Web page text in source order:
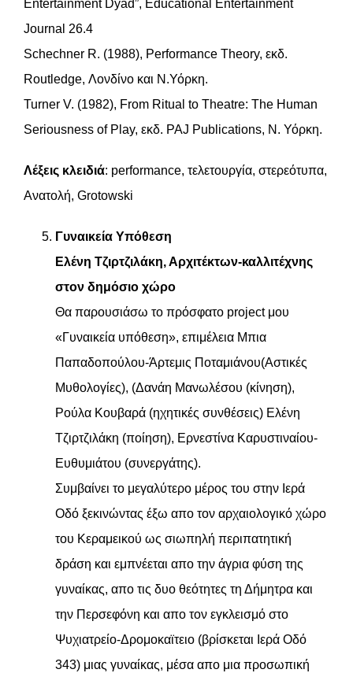
Entertainment Dyad”, Educational Entertainment
Journal 26.4
Schechner R. (1988), Performance Theory, εκδ.
Routledge, Λονδίνο και Ν.Υόρκη.
Turner V. (1982), From Ritual tο Theatre: The Human
Seriousness of Play, εκδ. PAJ Publications, Ν. Υόρκη.
Λέξεις κλειδιά: performance, τελετουργία, στερεότυπα,
Ανατολή, Grotowski
Γυναικεία Υπόθεση
Ελένη Τζιρτζιλάκη, Αρχιτέκτων-καλλιτέχνης
στον δημόσιο χώρο
Θα παρουσιάσω τo πρόσφατο project μου
«Γυναικεία υπόθεση», επιμέλεια Μπια
Παπαδοπούλου-Άρτεμις Ποταμιάνου(Αστικές
Μυθολογίες), (Δανάη Μανωλέσου (κίνηση),
Ρούλα Κουβαρά (ηχητικές συνθέσεις) Ελένη
Τζιρτζιλάκη (ποίηση), Ερνεστίνα Καρυστιναίου-
Ευθυμιάτου (συνεργάτης).
Συμβαίνει το μεγαλύτερο μέρος του στην Ιερά
Οδό ξεκινώντας έξω απο τον αρχαιολογικό χώρο
του Κεραμεικού ως σιωπηλή περιπατητική
δράση και εμπνέεται απο την άγρια φύση της
γυναίκας, απο τις δυο θεότητες τη Δήμητρα και
την Περσεφόνη και απο τον εγκλεισμό στο
Ψυχιατρείο-Δρομοκαϊτειο (βρίσκεται Ιερά Οδό
343) μιας γυναίκας, μέσα απο μια προσωπική